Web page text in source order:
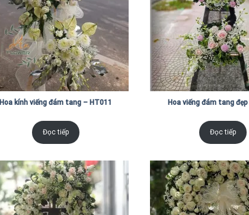
Hoa kính viếng đám tang – HT011
Đọc tiếp
Hoa viếng đám tang
Đọc tiếp